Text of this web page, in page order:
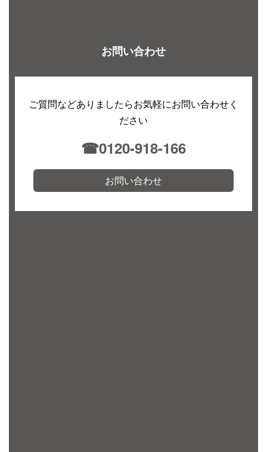
お問い合わせ
ご質問などありましたらお気軽にお問い合わせく
ださい
☎︎0120-918-166
お問い合わせ